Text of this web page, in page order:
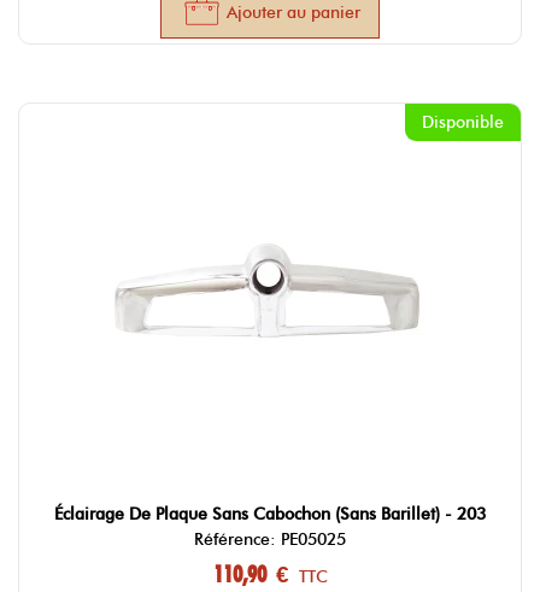
Ajouter au panier
Disponible
Éclairage De Plaque Sans Cabochon (sans Barillet) - 203
Référence: PE05025
110,90 € TTC